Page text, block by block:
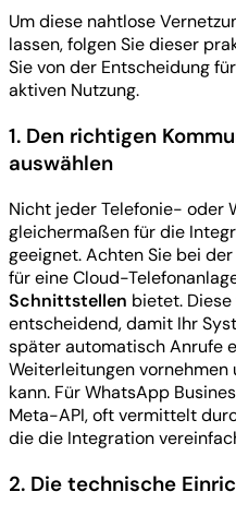
Um diese nahtlose
lassen, folgen Sie dieser
Sie von der Entscheidung
aktiven Nutzung.
1. Den richtigen
auswählen
Nicht jeder Telefonie- oder
gleichermaßen für die
geeignet. Achten Sie bei
für eine Cloud-
Schnittstellen bietet.
entscheidend, damit Ihr
später automatisch Anrufe
Weiterleitungen
kann. Für WhatsApp
Meta-API, oft vermittelt
die die Integration
2. Die technische